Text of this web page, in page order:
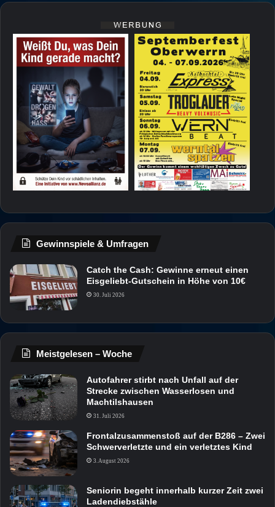
Gewinnspiele & Umfragen
Catch the Cash: Gewinne erneut einen
Eisgeliebt-Gutschein in Höhe von 10€
30. Juli 2026
Meistgelesen – Woche
Autofahrer stirbt nach Unfall auf der
Strecke zwischen Wasserlosen und
Machtilshausen
31. Juli 2026
Frontalzusammenstoß auf der B286 – Zwei
Schwerverletzte und ein verletztes Kind
3. August 2026
Seniorin begeht innerhalb kurzer Zeit zwei
Ladendiebstähle